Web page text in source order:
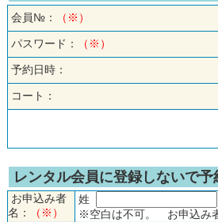
会員№：
（※）
パスワード： （※）
予約日時：
コート：
レンタル会員に登録しないで予
お申込み者
名：
（※）
姓
※空白は不可。 お申込み